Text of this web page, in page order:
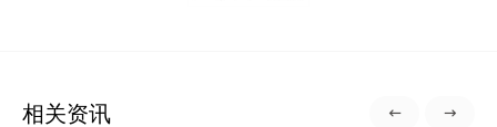
相关资讯